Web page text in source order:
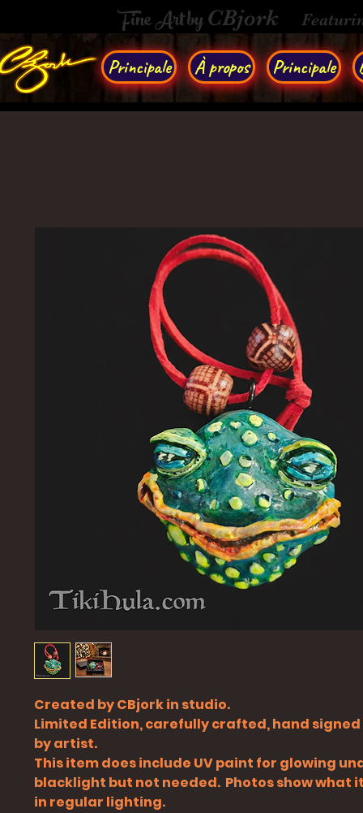
Fine Art byCBjork
Principale À propos Principale
Created by CBjork in studio.
Limited Edition, carefully crafted, hand
by artist.
This item does include UV paint for glowing
blacklight but not needed. Photos show what
in regular lighting.